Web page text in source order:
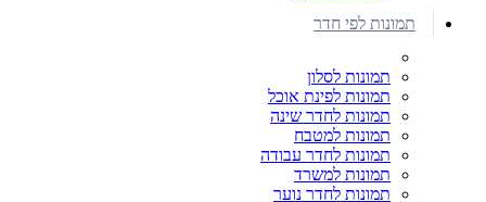
תמונות לפי חדר
תמונות לסלון
תמונות לפינת אוכל
תמונות לחדר שינה
תמונות למטבח
תמונות לחדר עבודה
תמונות למשרד
תמונות לחדר נוער